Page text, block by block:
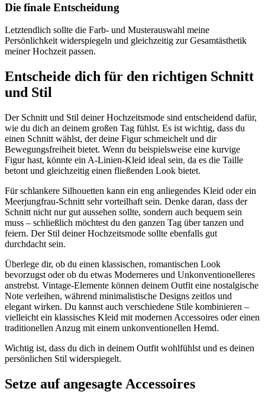
Die finale Entscheidung
Letztendlich sollte die Farb- und Musterauswahl meine
Persönlichkeit widerspiegeln und gleichzeitig zur Gesamtästhetik
meiner Hochzeit passen.
Entscheide dich für den richtigen Schnitt
und Stil
Der Schnitt und Stil deiner Hochzeitsmode sind entscheidend dafür,
wie du dich an deinem großen Tag fühlst. Es ist wichtig, dass du
einen Schnitt wählst, der deine Figur schmeichelt und dir
Bewegungsfreiheit bietet. Wenn du beispielsweise eine kurvige
Figur hast, könnte ein A-Linien-Kleid ideal sein, da es die Taille
betont und gleichzeitig einen fließenden Look bietet.
Für schlankere Silhouetten kann ein eng anliegendes Kleid oder ein
Meerjungfrau-Schnitt sehr vorteilhaft sein. Denke daran, dass der
Schnitt nicht nur gut aussehen sollte, sondern auch bequem sein
muss – schließlich möchtest du den ganzen Tag über tanzen und
feiern. Der Stil deiner Hochzeitsmode sollte ebenfalls gut
durchdacht sein.
Überlege dir, ob du einen klassischen, romantischen Look
bevorzugst oder ob du etwas Moderneres und Unkonventionelleres
anstrebst. Vintage-Elemente können deinem Outfit eine nostalgische
Note verleihen, während minimalistische Designs zeitlos und
elegant wirken. Du kannst auch verschiedene Stile kombinieren –
vielleicht ein klassisches Kleid mit modernen Accessoires oder einen
traditionellen Anzug mit einem unkonventionellen Hemd.
Wichtig ist, dass du dich in deinem Outfit wohlfühlst und es deinen
persönlichen Stil widerspiegelt.
Setze auf angesagte Accessoires